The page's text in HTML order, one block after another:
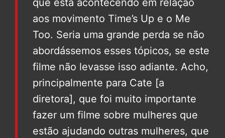
que está acontecendo em relação
aos movimento Time’s Up e o Me
Too. Seria uma grande perda se não
abordássemos esses tópicos, se este
filme não levasse isso adiante. Acho,
principalmente para Cate [a
diretora], que foi muito importante
fazer um filme sobre mulheres que
estão ajudando outras mulheres, que